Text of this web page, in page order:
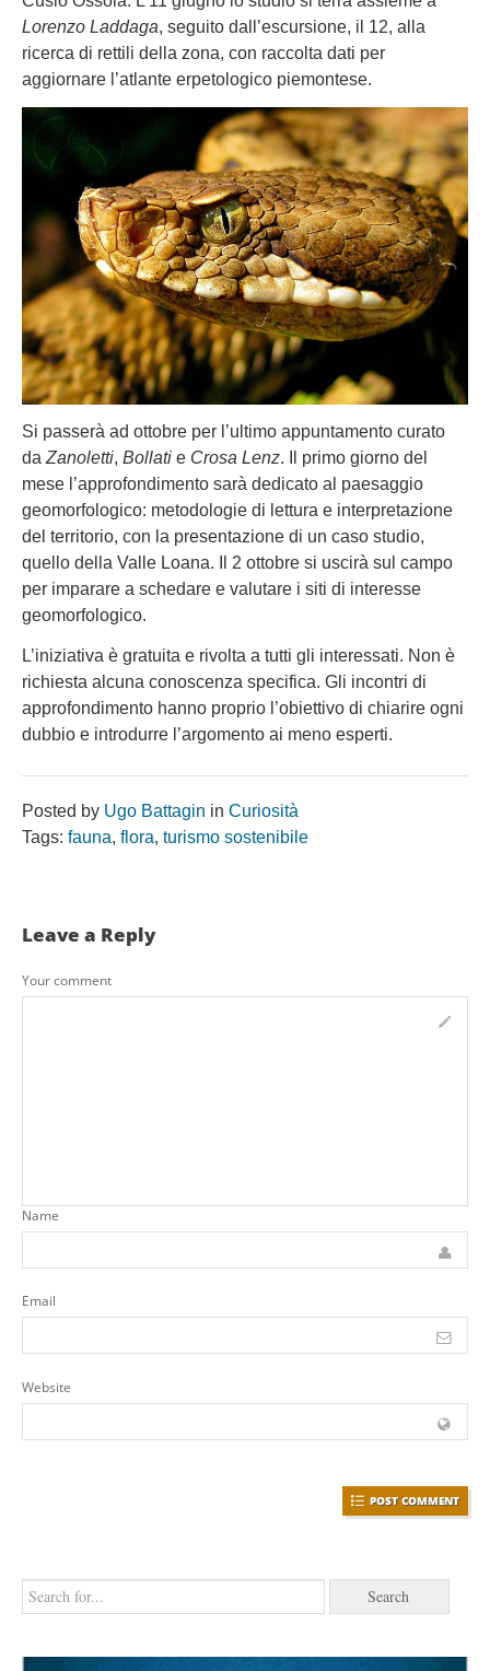
Lorenzo Laddaga, seguito dall’escursione, il 12, alla
ricerca di rettili della zona, con raccolta dati per
aggiornare l’atlante erpetologico piemontese.
Si passerà ad ottobre per l’ultimo appuntamento curato
da Zanoletti, Bollati e Crosa Lenz. Il primo giorno del
mese l’approfondimento sarà dedicato al paesaggio
geomorfologico: metodologie di lettura e interpretazione
del territorio, con la presentazione di un caso studio,
quello della Valle Loana. Il 2 ottobre si uscirà sul campo
per imparare a schedare e valutare i siti di interesse
geomorfologico.
L’iniziativa è gratuita e rivolta a tutti gli interessati. Non è
richiesta alcuna conoscenza specifica. Gli incontri di
approfondimento hanno proprio l’obiettivo di chiarire ogni
dubbio e introdurre l’argomento ai meno esperti.
Posted by Ugo Battagin in Curiosità
Tags: fauna, flora, turismo sostenibile
Leave a Reply
Your comment
Name
Email
Website